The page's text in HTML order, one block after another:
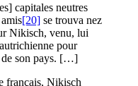
capitales neutres
[20] se trouva nez
Nikisch, venu, lui
pour
de son pays. […]
français, Nikisch